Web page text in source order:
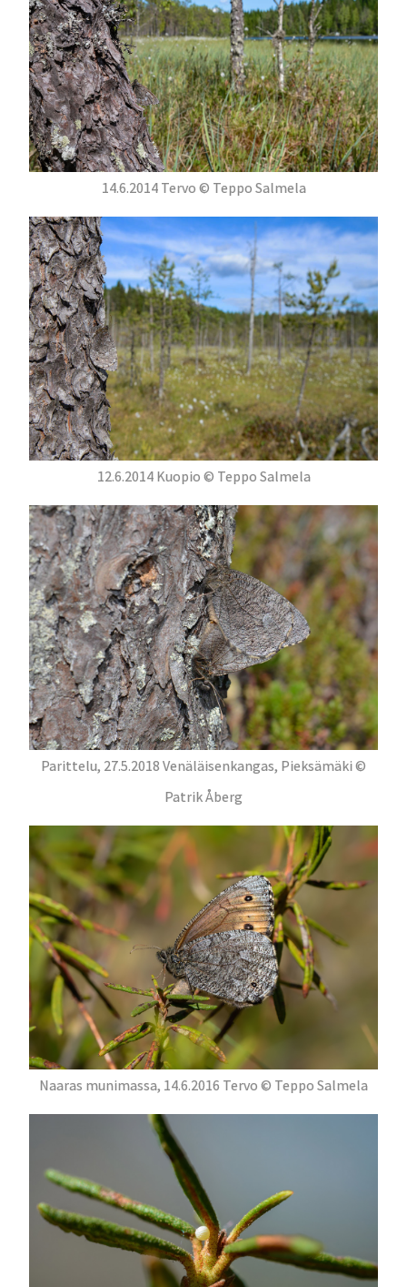
14.6.2014 Tervo © Teppo Salmela
12.6.2014 Kuopio © Teppo Salmela
Parittelu, 27.5.2018 Venäläisenkangas, Pieksämäki ©
Patrik Åberg
Naaras munimassa, 14.6.2016 Tervo © Teppo Salmela